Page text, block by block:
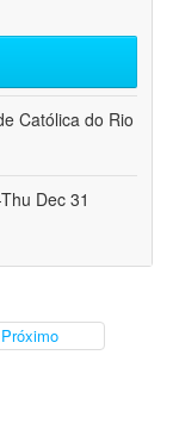
Católica do Rio
Dec 31
Próximo